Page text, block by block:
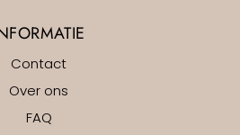
Contact
Over ons
FAQ